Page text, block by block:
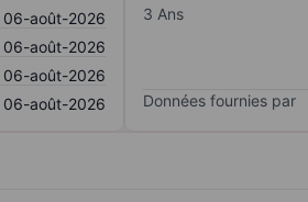
06-août-2026
06-août-2026
06-août-2026
06-août-2026
3 Ans
Données fournies par